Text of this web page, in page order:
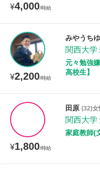
¥4,000/時給
¥2,200/時給
みやうち
関西大学
元々勉強
高校生】
¥1,800/時給
田原 (32)女
関西大学
家庭教師(